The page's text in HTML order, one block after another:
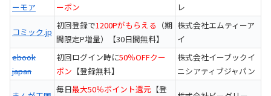
ーモア
ーポン
レ
コミック.jp
初回登録で1200Pがもらえる （期
間限定P増量）【30日間無料】
株式会社エムティーア
イ
ebook
japan
初回ログイン時に50％OFFクー
ポン 【登録無料】
株式会社イーブックイ
ニシアティブジャパン
毎日最大50％ポイント還元 【登